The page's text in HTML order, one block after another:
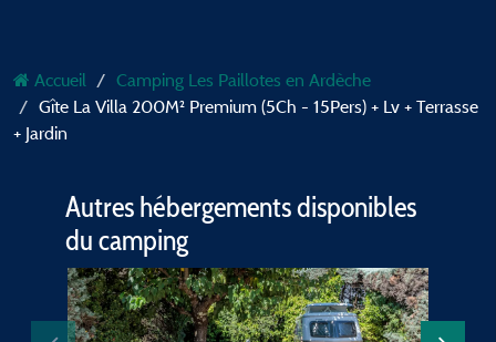
Accueil
Camping Les Paillotes en Ardèche
Gîte La Villa 200M² Premium (5Ch - 15Pers) + Lv + Terrasse
+ Jardin
Autres hébergements disponibles
du camping